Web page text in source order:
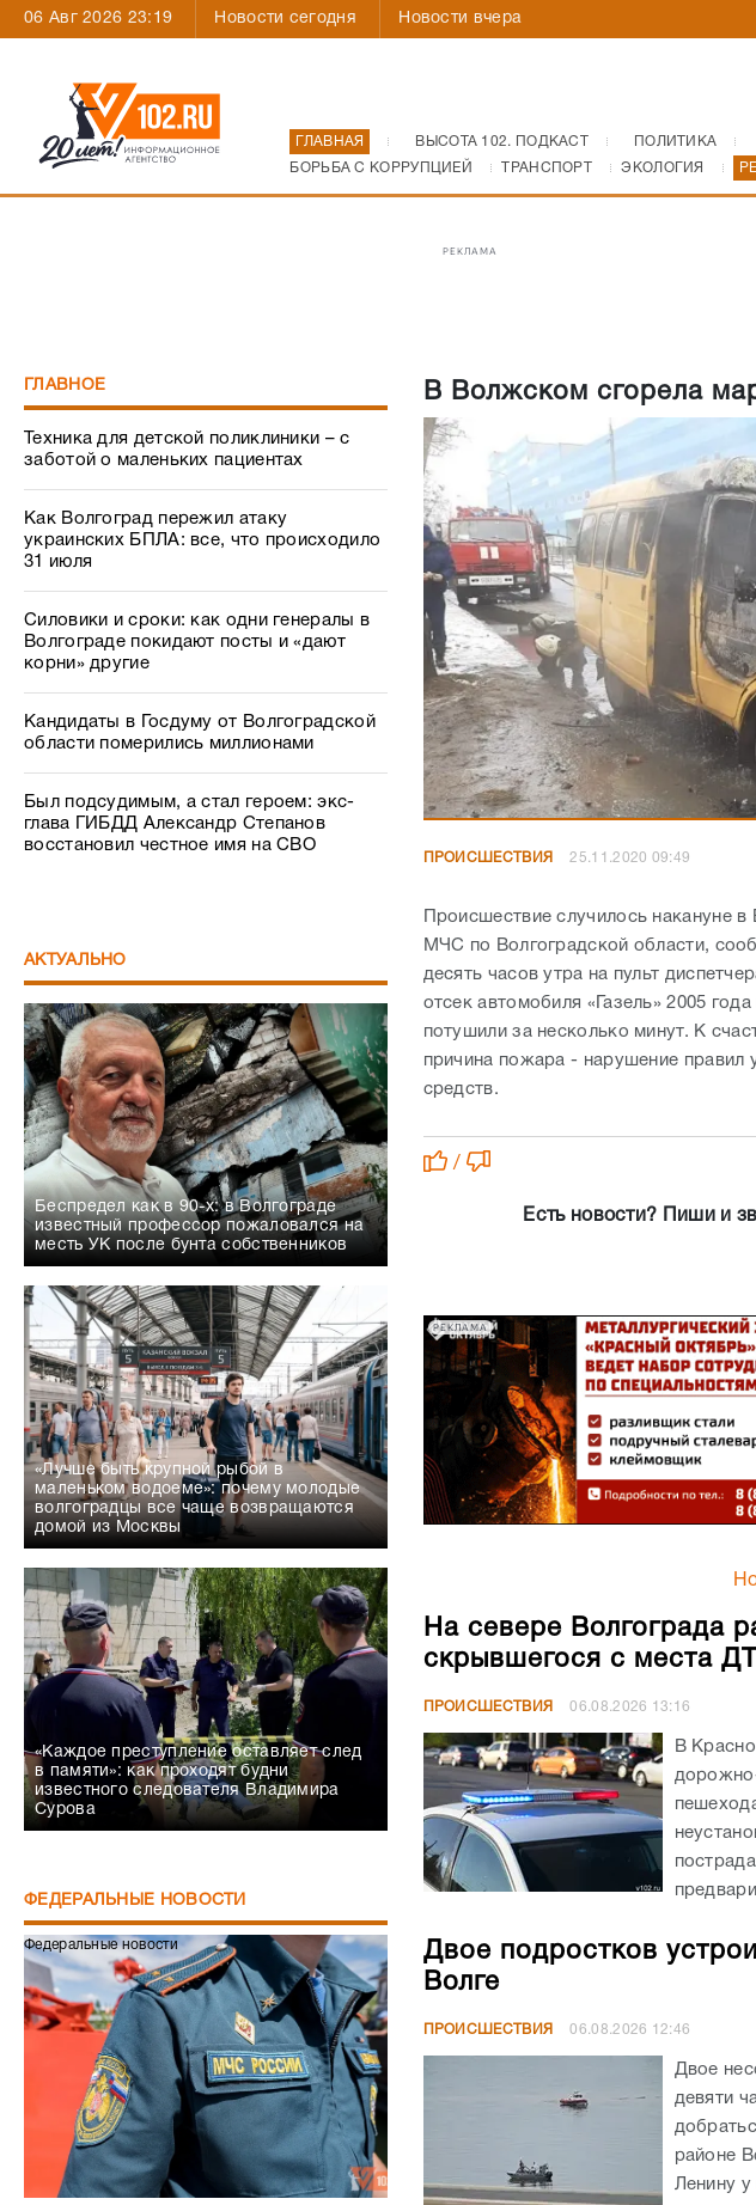
06 Авг 2026 23:19 Новости сегодня Новости вчера
ГЛАВНАЯ ВЫСОТА 102. ПОДКАСТ ПОЛИТИКА
БОРЬБА С КОРРУПЦИЕЙ
ТРАНСПОРТ ЭКОЛОГИЯ
РЕКЛАМА
ГЛАВНОЕ
Техника для детской поликлиники – с
заботой о маленьких пациентах
Как Волгоград пережил атаку
украинских БПЛА: все, что происходило
31 июля
Силовики и сроки: как одни генералы в
Волгограде покидают посты и «дают
корни» другие
Кандидаты в Госдуму от Волгоградской
области померились миллионами
Был подсудимым, а стал героем: экс-
глава ГИБДД Александр Степанов
восстановил честное имя на СВО
АКТУАЛЬНО
Беспредел как в 90-х: в Волгограде
известный профессор пожаловался на
месть УК после бунта собственников
«Лучше быть крупной рыбой в
маленьком водоеме»: почему молодые
волгоградцы все чаще возвращаются
домой из Москвы
«Каждое преступление оставляет след
в памяти»: как проходят будни
известного следователя Владимира
Сурова
ФЕДЕРАЛЬНЫЕ НОВОСТИ
Федеральные новости
В Волжском сгорела
ПРОИСШЕСТВИЯ 25.11.2020 09:49
Происшествие случилось накануне
МЧС по Волгоградской области,
десять часов утра на пульт
отсек автомобиля «Газель» 2005
потушили за несколько минут. К
причина пожара - нарушение правил
средств.
/
Есть новости? Пиши и
РЕКЛАМА
На севере Волгограда
скрывшегося с места
ПРОИСШЕСТВИЯ 06.08.2026 13:16
В
Двое подростков
Волге
ПРОИСШЕСТВИЯ 06.08.2026 12:46
Двое
девяти
районе
Ленину у